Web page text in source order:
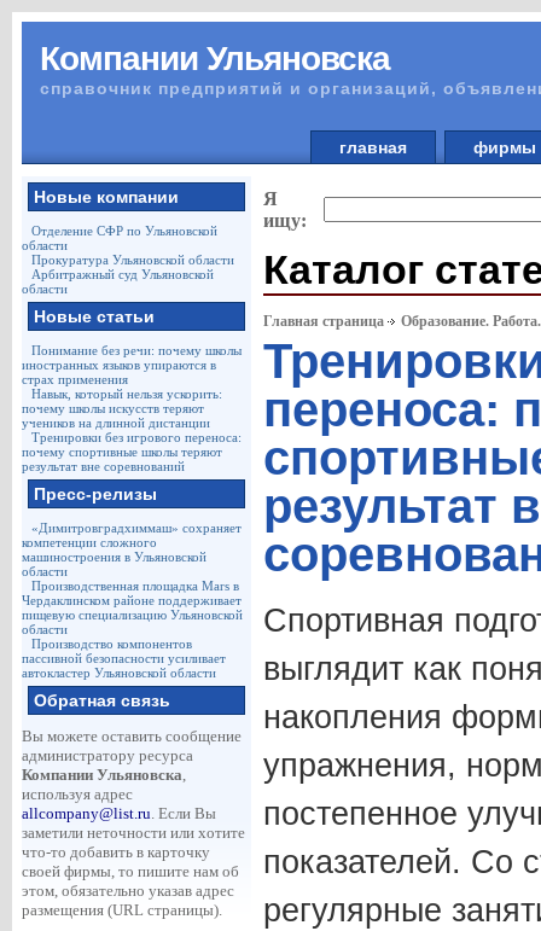
Компании Ульяновска
справочник предприятий и организаций,
главная
Новые компании
Отделение СФР по Ульяновской
области
Прокуратура Ульяновской области
Арбитражный суд Ульяновской
области
Новые статьи
Понимание без речи: почему школы
иностранных языков упираются в
страх применения
Навык, который нельзя ускорить:
почему школы искусств теряют
учеников на длинной дистанции
Тренировки без игрового переноса:
почему спортивные школы теряют
результат вне соревнований
Пресс-релизы
«Димитровградхиммаш» сохраняет
компетенции сложного
машиностроения в Ульяновской
области
Производственная площадка Mars в
Чердаклинском районе поддерживает
пищевую специализацию Ульяновской
области
Производство компонентов
пассивной безопасности усиливает
автокластер Ульяновской области
Обратная связь
Вы можете оставить сообщение
администратору ресурса
Компании Ульяновска,
используя адрес
allcompany@list.ru. Если Вы
заметили неточности или хотите
что-то добавить в карточку
своей фирмы, то пишите нам об
этом, обязательно указав адрес
размещения (URL страницы).
Я
ищу:
Каталог
Главная страница Образование.
переноса:
результат
Спортивная
выглядит как
накопления
упражнения,
постепенное
показателей. Со
регулярные